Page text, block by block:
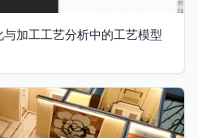
加工工艺分析中的工艺模型